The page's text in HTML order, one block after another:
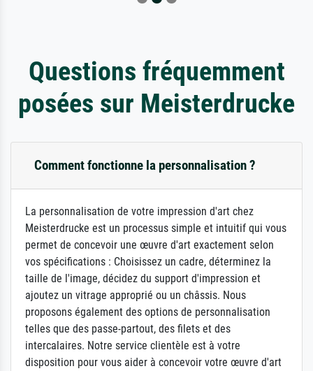
Questions fréquemment
posées sur Meisterdrucke
Comment fonctionne la personnalisation ?
La personnalisation de votre impression d'art chez
Meisterdrucke est un processus simple et intuitif qui vous
permet de concevoir une œuvre d'art exactement selon
vos spécifications : Choisissez un cadre, déterminez la
taille de l'image, décidez du support d'impression et
ajoutez un vitrage approprié ou un châssis. Nous
proposons également des options de personnalisation
telles que des passe-partout, des filets et des
intercalaires. Notre service clientèle est à votre
disposition pour vous aider à concevoir votre œuvre d'art